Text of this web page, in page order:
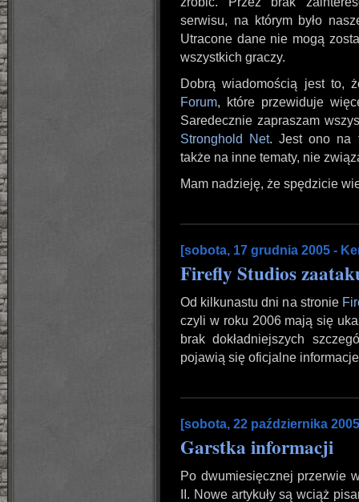
serwisu, na którym było
Utracone dane nie mogą
wszystkich graczy.
Dobrą wiadomością jest to,
Forum, które przewiduje
Saredecznie zapraszam
Stronghold Net. Jest ono na
także na inne tematy, nie
Mam nadzieję, że spędzicie
[sobota, 17 grudnia 2005 -
Firefly Studios
Od kilkunastu dni na stronie
czyli w roku 2006 mają się
brak dokładniejszych
pojawią się oficjalne
[sobota, 22 października
Garstka informacji
Po dwumiesięcznej przerwie
II. Nowe artykuły są wciąż